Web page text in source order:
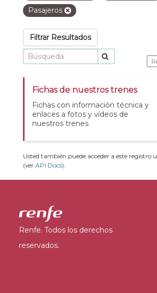
Pasajeros
Filtrar Resultados
Fichas de nuestros trenes
Fichas con información técnica y
enlaces a fotos y vídeos de
nuestros trenes
Usted también puede acceder a este registro
(ver API Docs).
Renfe. Todos los derechos
reservados.